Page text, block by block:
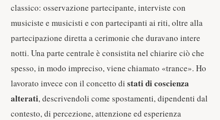
classico: osservazione partecipante, interviste con
musiciste e musicisti e con partecipanti ai riti, oltre alla
partecipazione diretta a cerimonie che duravano intere
notti. Una parte centrale è consistita nel chiarire ciò che
spesso, in modo impreciso, viene chiamato «trance». Ho
lavorato invece con il concetto di stati di coscienza
alterati, descrivendoli come spostamenti, dipendenti dal
contesto, di percezione, attenzione ed esperienza